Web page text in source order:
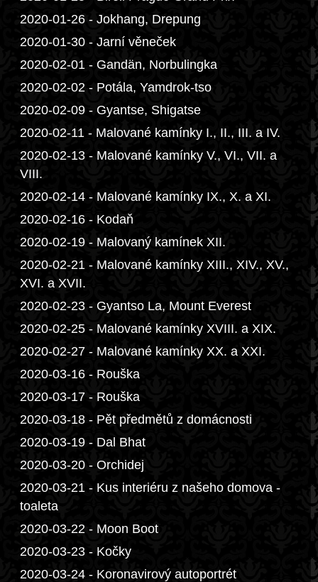
2020-01-26 - Jokhang, Drepung
2020-01-30 - Jarní věneček
2020-02-01 - Gandän, Norbulingka
2020-02-02 - Potála, Yamdrok-tso
2020-02-09 - Gyantse, Shigatse
2020-02-11 - Malované kamínky I., II., III. a IV.
2020-02-13 - Malované kamínky V., VI., VII. a
VIII.
2020-02-14 - Malované kamínky IX., X. a XI.
2020-02-16 - Kodaň
2020-02-19 - Malovaný kamínek XII.
2020-02-21 - Malované kamínky XIII., XIV., XV.,
XVI. a XVII.
2020-02-23 - Gyantso La, Mount Everest
2020-02-25 - Malované kamínky XVIII. a XIX.
2020-02-27 - Malované kamínky XX. a XXI.
2020-03-16 - Rouška
2020-03-17 - Rouška
2020-03-18 - Pět předmětů z domácnosti
2020-03-19 - Dal Bhat
2020-03-20 - Orchidej
2020-03-21 - Kus interiéru z našeho domova -
toaleta
2020-03-22 - Moon Boot
2020-03-23 - Kočky
2020-03-24 - Koronavirový autoportrét